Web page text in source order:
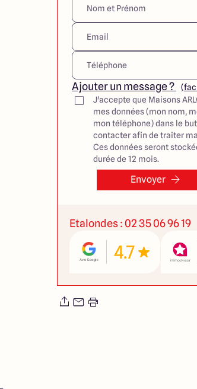
Ajouter un message ?
J'accepte que Maisons
mes données (mon nom,
mon téléphone) dans le
contacter afin de traiter
Ces données seront
durée de 12 mois.
Envoyer
Etalondes : 02 35 06 96 19
4.7